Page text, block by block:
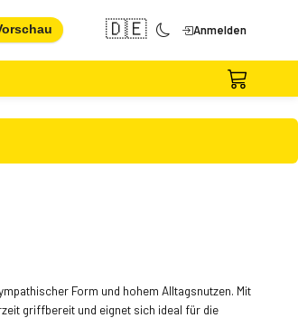
🇩🇪 Anmelden
Form und hohem Alltagsnutzen. Mit
griffbereit und eignet sich ideal für die